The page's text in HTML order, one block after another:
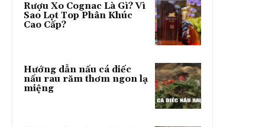
Rượu Xo Cognac Là Gì? Vì
Sao Lọt Top Phân Khúc
Cao Cấp?
Hướng dẫn nấu cá diếc
nấu rau răm thơm ngon lạ
miệng